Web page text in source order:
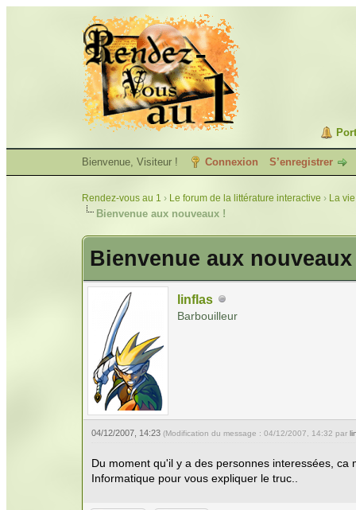
Bienvenue, Visiteur ! Connexion S’enregistrer
Rendez-vous au 1 › Le forum de la littérature interactive › La
Bienvenue aux nouveaux !
Bienvenue aux
linflas
Barbouilleur
04/12/2007, 14:23 (Modification du message : 04/12/2007, 14:32 par
Du moment qu'il y a des personnes interessées,
Informatique pour vous expliquer le truc..